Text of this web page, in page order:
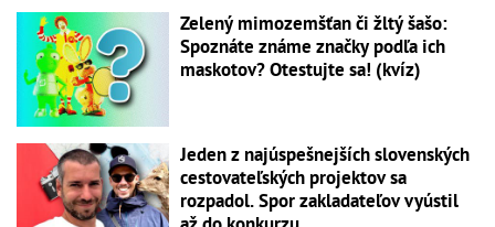
Zelený mimozemšťan či žltý šašo:
Spoznáte známe značky podľa ich
maskotov? Otestujte sa! (kvíz)
Jeden z najúspešnejších slovenských
cestovateľských projektov sa
rozpadol. Spor zakladateľov vyústil